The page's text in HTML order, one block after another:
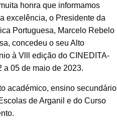
honra que informamos
excelência, o Presidente da
Portuguesa, Marcelo Rebelo
concedeu o seu Alto
à Vlll edição do CINEDITA-
a 05 de maio de 2023.
académico, ensino secundário
de Arganil e do Curso